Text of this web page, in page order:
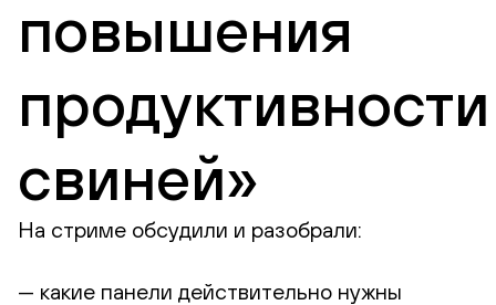
повышения
продуктивности
свиней»
На стриме обсудили и разобрали:
— какие панели действительно нужны